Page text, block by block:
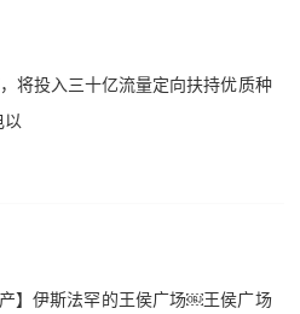
将投入三十亿流量定向扶持优质种
】伊斯法罕的王侯广场￼王侯广场